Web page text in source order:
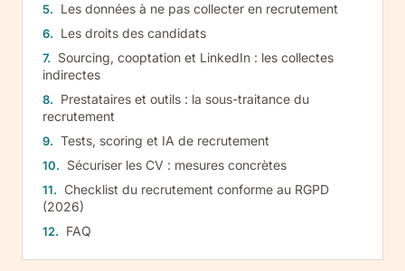
Les données à ne pas collecter en recrutement
Les droits des candidats
Sourcing, cooptation et LinkedIn : les collectes
indirectes
Prestataires et outils : la sous-traitance du
recrutement
Tests, scoring et IA de recrutement
Sécuriser les CV : mesures concrètes
Checklist du recrutement conforme au RGPD
(2026)
FAQ